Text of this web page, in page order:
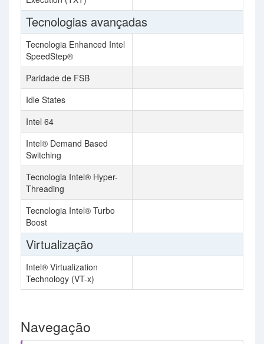
Tecnologias avançadas
Tecnologia Enhanced Intel
SpeedStep®
Paridade de FSB
Idle States
Intel 64
Intel® Demand Based
Switching
Tecnologia Intel® Hyper-
Threading
Tecnologia Intel® Turbo
Boost
Virtualização
Intel® Virtualization
Technology (VT-x)
Navegação